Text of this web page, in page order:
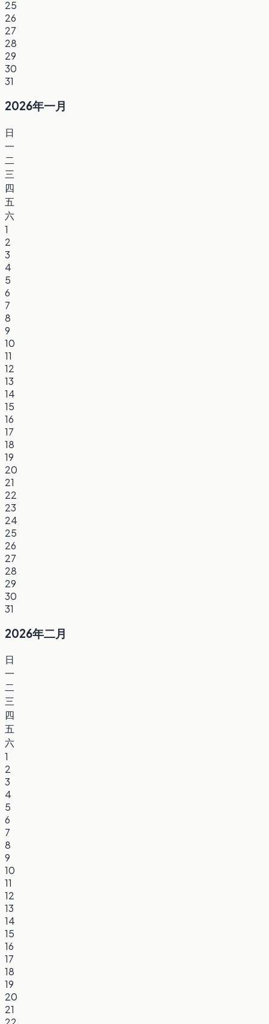
25
26
27
28
29
30
31
2026年一月
日
一
二
三
四
五
六
1
2
3
4
5
6
7
8
9
10
11
12
13
14
15
16
17
18
19
20
21
22
23
24
25
26
27
28
29
30
31
2026年二月
日
一
二
三
四
五
六
1
2
3
4
5
6
7
8
9
10
11
12
13
14
15
16
17
18
19
20
21